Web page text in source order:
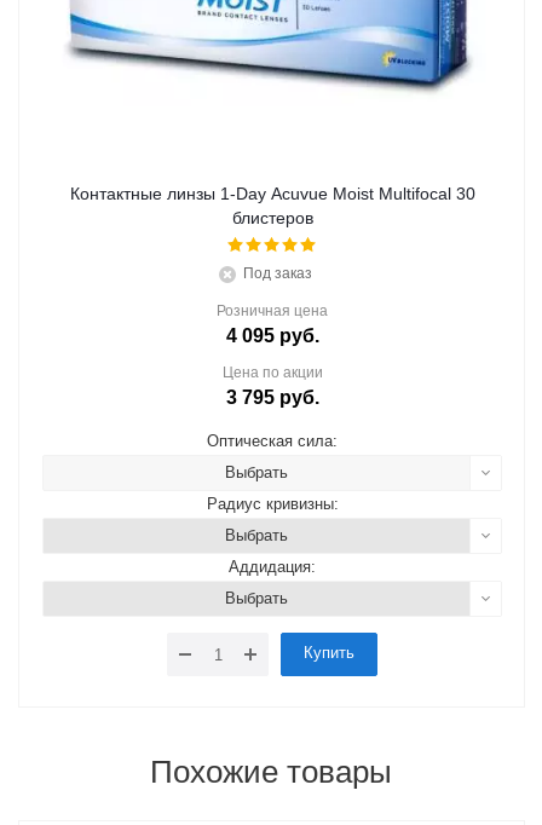
Контактные линзы 1-Day Acuvue Moist Multifocal 30
блистеров
Под заказ
Розничная цена
4 095руб.
Цена по акции
3 795руб.
Оптическая сила:
Выбрать
Радиус кривизны:
Выбрать
Аддидация:
Выбрать
Купить
Похожие товары